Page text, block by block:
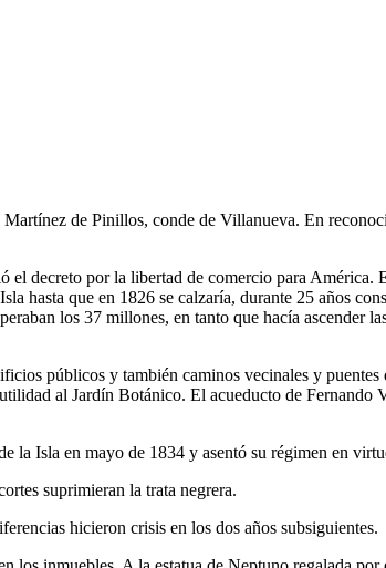
de Pinillos, conde de Villanueva. En
decreto por la libertad de comercio para América.
hasta que en 1826 se calzaría, durante 25 años
los 37 millones, en tanto que hacía ascender
públicos y también caminos vecinales y puentes
al Jardín Botánico. El acueducto de Fernando
Isla en mayo de 1834 y asentó su régimen en
suprimieran la trata negrera.
hicieron crisis en los dos años subsiguientes.